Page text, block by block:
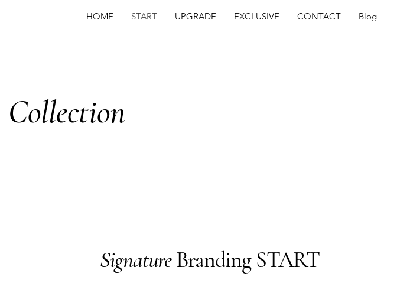
HOME START UPGRADE EXCLUSIVE CONTACT Blog
Collection
SignatureBranding START